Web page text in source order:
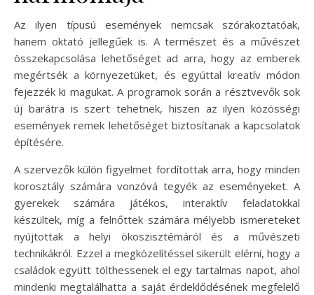
Az ilyen típusú események nemcsak szórakoztatóak,
hanem oktató jellegűek is. A természet és a művészet
összekapcsolása lehetőséget ad arra, hogy az emberek
megértsék a környezetüket, és egyúttal kreatív módon
fejezzék ki magukat. A programok során a résztvevők sok
új barátra is szert tehetnek, hiszen az ilyen közösségi
események remek lehetőséget biztosítanak a kapcsolatok
építésére.
A szervezők külön figyelmet fordítottak arra, hogy minden
korosztály számára vonzóvá tegyék az eseményeket. A
gyerekek számára játékos, interaktív feladatokkal
készültek, míg a felnőttek számára mélyebb ismereteket
nyújtottak a helyi ökoszisztémáról és a művészeti
technikákról. Ezzel a megközelítéssel sikerült elérni, hogy a
családok együtt tölthessenek el egy tartalmas napot, ahol
mindenki megtalálhatta a saját érdeklődésének megfelelő